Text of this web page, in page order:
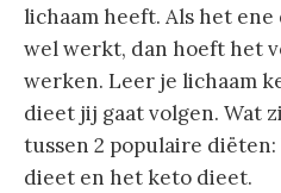
lichaam heeft. Als het
wel werkt, dan hoeft het
werken. Leer je lichaam
dieet jij gaat volgen. Wat
tussen 2 populaire
dieet en het keto dieet.